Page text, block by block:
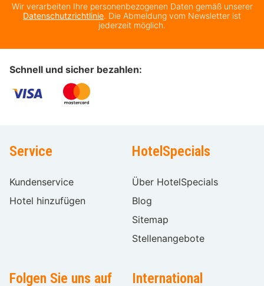
Wir verarbeiten Ihre personenbezogenen Daten gemäß unserer
Datenschutzrichtlinie. Die Abmeldung vom Newsletter ist
jederzeit möglich.
Schnell und sicher bezahlen:
Service
Kundenservice
Hotel hinzufügen
HotelSpecials
Über HotelSpecials
Blog
Sitemap
Stellenangebote
Folgen Sie uns auf International